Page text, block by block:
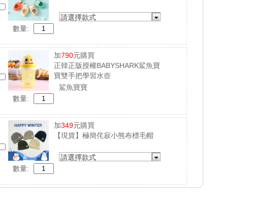
請選擇款式
數量:
加790元購買
正韓正版授權BABYSHARK鯊魚寶
寶雙手把學習水壺
鯊魚寶寶
數量:
加349元購買
【現貨】極簡侘寂小熊布標毛帽
請選擇款式
數量: